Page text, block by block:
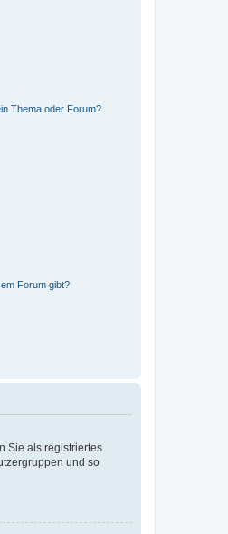
Thema oder Forum?
Forum gibt?
Sie als registriertes
und so